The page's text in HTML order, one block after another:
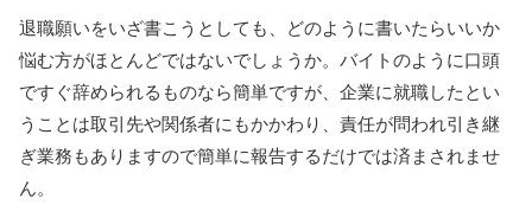
退職願いをいざ書こうとしても、どのように書いたらいいか
悩む方がほとんどではないでしょうか。バイトのように口頭
ですぐ辞められるものなら簡単ですが、企業に就職したとい
うことは取引先や関係者にもかかわり、責任が問われ引き継
ぎ業務もありますので簡単に報告するだけでは済まされませ
ん。